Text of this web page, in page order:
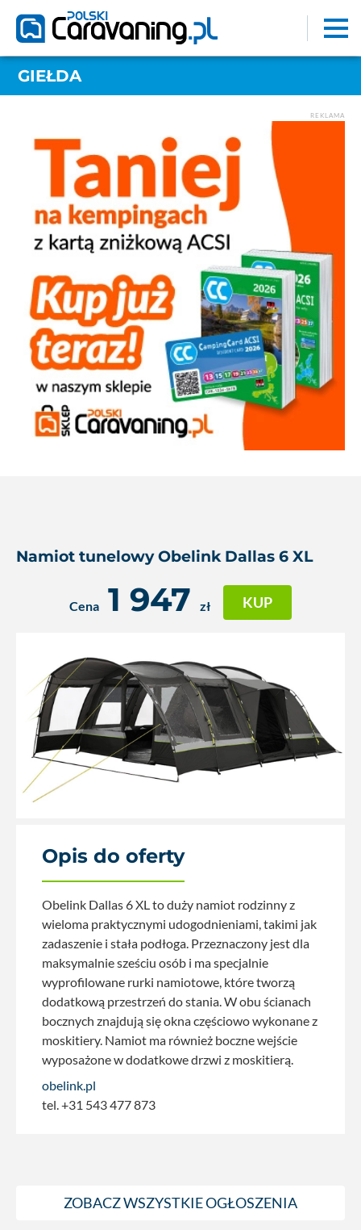
GIEŁDA
REKLAMA
Namiot tunelowy Obelink Dallas 6 XL
Cena 1 947 zł KUP
Opis do oferty
Obelink Dallas 6 XL to duży namiot rodzinny z
wieloma praktycznymi udogodnieniami, takimi jak
zadaszenie i stała podłoga. Przeznaczony jest dla
maksymalnie sześciu osób i ma specjalnie
wyprofilowane rurki namiotowe, które tworzą
dodatkową przestrzeń do stania. W obu ścianach
bocznych znajdują się okna częściowo wykonane z
moskitiery. Namiot ma również boczne wejście
wyposażone w dodatkowe drzwi z moskitierą.
obelink.pl
tel. +31 543 477 873
ZOBACZ WSZYSTKIE OGŁOSZENIA